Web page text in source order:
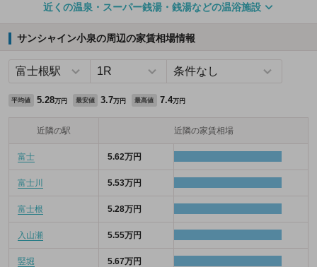
近くの温泉・スーパー銭湯・銭湯などの温浴施設
サンシャイン小泉の周辺の家賃相場情報
平均値 5.28万円 最安値 3.7万円 最高値 7.4万円
近隣の駅 近隣の家賃相場
富士 5.62万円
富士川 5.53万円
富士根 5.28万円
入山瀬 5.55万円
竪堀 5.67万円